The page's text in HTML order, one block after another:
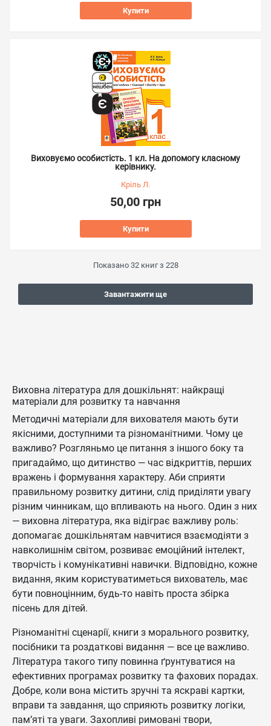
Купити
Виховуємо особистість. 1 кл. На допомогу класному
керівнику.
Кріль Л.
50,00 грн
Купити
Показано 32книг з 228
Завантажити ще
Виховна література для дошкільнят: найкращі
матеріали для розвитку та навчання
Методичні матеріали для вихователя мають бути
якісними, доступними та різноманітними. Чому це
важливо? Розгляньмо це питання з іншого боку та
пригадаймо, що дитинство — час відкриттів, перших
вражень і формування характеру. Аби сприяти
правильному розвитку дитини, слід приділяти увагу
різним чинникам, що впливають на нього. Один з них
— виховна література, яка відіграє важливу роль:
допомагає дошкільнятам навчитися взаємодіяти з
навколишнім світом, розвиває емоційний інтелект,
творчість і комунікативні навички. Відповідно, кожне
видання, яким користуватиметься вихователь, має
бути повноцінним, будь-то навіть проста збірка
пісень для дітей.
Різноманітні сценарії, книги з морального розвитку,
посібники та роздаткові видання — все це важливо.
Література такого типу повинна ґрунтуватися на
ефективних програмах розвитку та фахових порадах.
Добре, коли вона містить зручні та яскраві картки,
вправи та завдання, що сприяють розвитку логіки,
пам’яті та уваги. Захопливі римовані твори,